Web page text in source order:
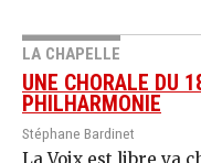
LA CHAPELLE
UNE CHORALE DU
PHILHARMONIE
Stéphane Bardinet